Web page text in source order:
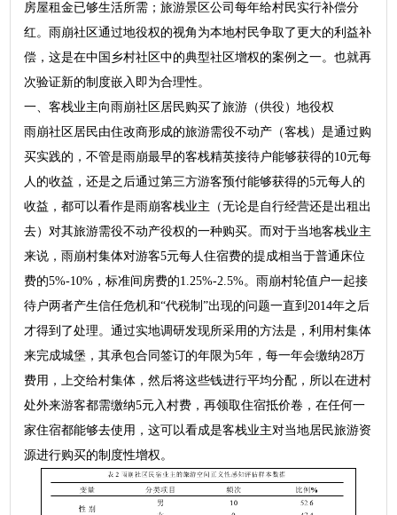
房屋租金已够生活所需；旅游景区公司每年给村民实行补偿分
红。雨崩社区通过地役权的视角为本地村民争取了更大的利益补
偿，这是在中国乡村社区中的典型社区增权的案例之一。也就再
次验证新的制度嵌入即为合理性。
一、客栈业主向雨崩社区居民购买了旅游（供役）地役权
雨崩社区居民由住改商形成的旅游需役不动产（客栈）是通过购
买实践的，不管是雨崩最早的客栈精英接待户能够获得的10元每
人的收益，还是之后通过第三方游客预付能够获得的5元每人的
收益，都可以看作是雨崩客栈业主（无论是自行经营还是出租出
去）对其旅游需役不动产役权的一种购买。而对于当地客栈业主
来说，雨崩村集体对游客5元每人住宿费的提成相当于普通床位
费的5%-10%，标准间房费的1.25%-2.5%。雨崩村轮值户一起接
待户两者产生信任危机和“代税制”出现的问题一直到2014年之后
才得到了处理。通过实地调研发现所采用的方法是，利用村集体
来完成城堡，其承包合同签订的年限为5年，每一年会缴纳28万
费用，上交给村集体，然后将这些钱进行平均分配，所以在进村
处外来游客都需缴纳5元入村费，再领取住宿抵价卷，在任何一
家住宿都能够去使用，这可以看成是客栈业主对当地居民旅游资
源进行购买的制度性增权。